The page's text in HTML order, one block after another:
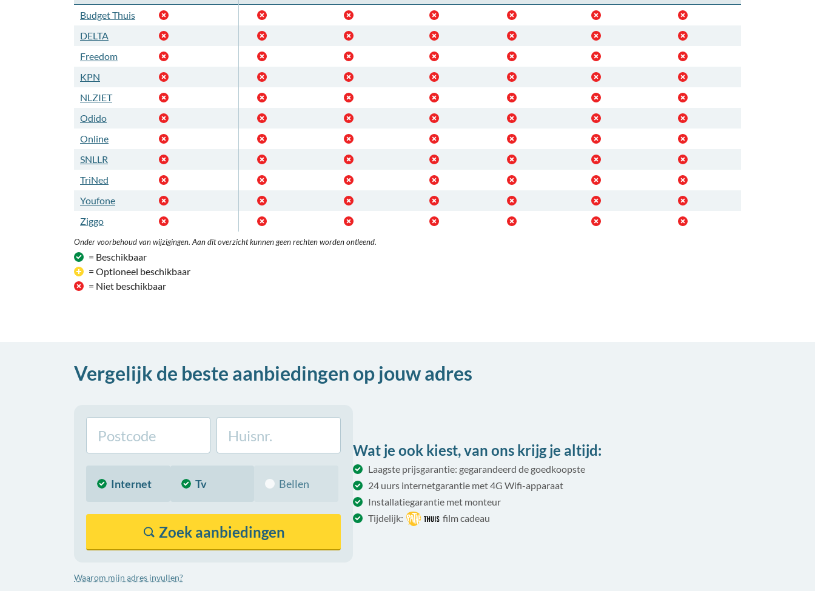
Budget Thuis
DELTA
Freedom
KPN
NLZIET
Odido
Online
SNLLR
TriNed
Youfone
Ziggo
Onder voorbehoud van wijzigingen. Aan dit overzicht kunnen geen rechten worden ontleend.
= Beschikbaar
= Optioneel beschikbaar
= Niet beschikbaar
Vergelijk de beste aanbiedingen op jouw adres
Internet Tv Bellen
Zoek aanbiedingen
Waarom mijn adres invullen?
Wat je ook kiest, van ons krijg je altijd:
Laagste prijsgarantie: gegarandeerd de goedkoopste
24 uurs internetgarantie met 4G Wifi-apparaat
Installatiegarantie met monteur
Tijdelijk:
film cadeau